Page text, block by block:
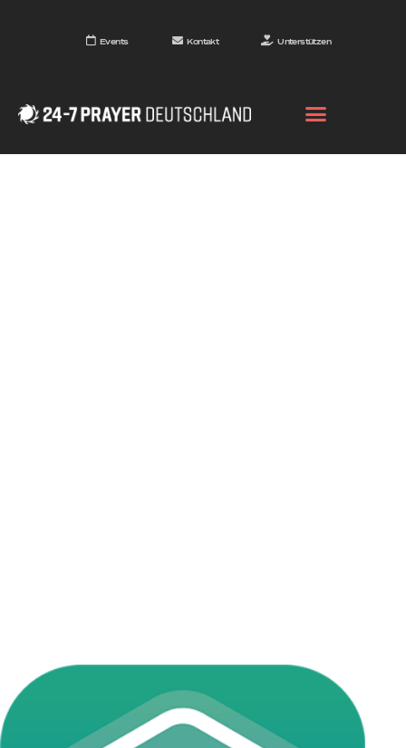
Events Kontakt Unterstützen